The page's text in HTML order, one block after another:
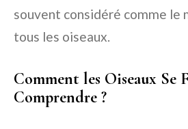
souvent considéré comme le
tous les oiseaux.
Comment les Oiseaux Se
Comprendre ?